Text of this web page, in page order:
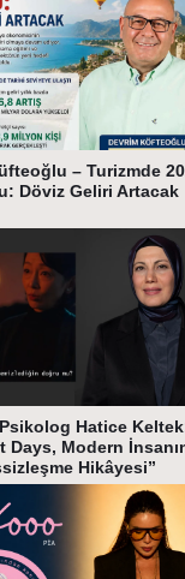
– Turizmde
Döviz Geliri Artacak
Hatice
Days, Modern
Hikâyesi”